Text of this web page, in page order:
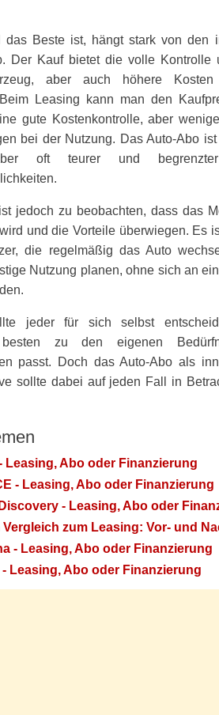
das Beste ist, hängt stark von den
Der Kauf bietet die volle Kontrolle
aber auch höhere
Leasing kann man den
gute Kostenkontrolle, aber
bei der Nutzung. Das Auto-Abo
aber oft teurer und
jedoch zu beobachten, dass das
und die Vorteile überwiegen. Es
die regelmäßig das Auto
Nutzung planen, ohne sich an
jeder für sich selbst
zu den eigenen
passt. Doch das Auto-Abo als
sollte dabei auf jeden Fall in
Leasing, Abo oder Finanzierung
- Leasing, Abo oder Finanzierung
- Leasing, Abo oder
zum Leasing: Vor- und
- Leasing, Abo oder Finanzierung
- Leasing, Abo oder Finanzierung